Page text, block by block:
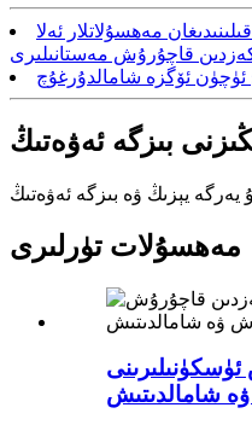
مەھسۇلاتلار ئەلا
قاچۇرۇش مەستانىلىرى
ئۈچۈن ئۆگزە شامالدۇرغۇچ
يەرگە يېزىڭ ۋە بىزگە ئەۋەتىڭ
مەھسۇلات تۈرلىرى